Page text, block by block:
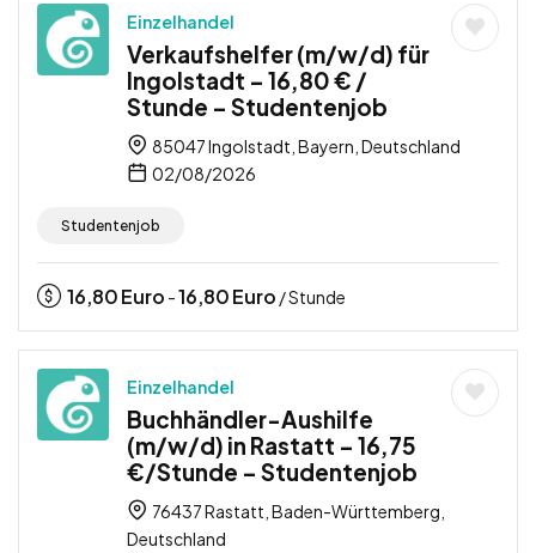
Einzelhandel
Verkaufshelfer (m/w/d) für
Ingolstadt – 16,80 € /
Stunde – Studentenjob
85047 Ingolstadt, Bayern, Deutschland
02/08/2026
Studentenjob
16,80Euro -16,80Euro / Stunde
Einzelhandel
Buchhändler-Aushilfe
(m/w/d) in Rastatt – 16,75
€/Stunde – Studentenjob
76437 Rastatt, Baden-Württemberg,
Deutschland